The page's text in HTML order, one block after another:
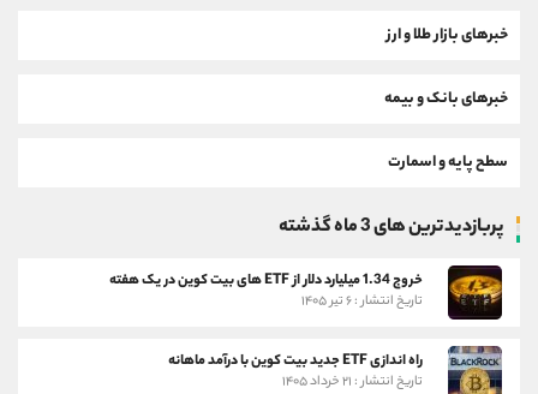
خبرهای بازار طلا و ارز
خبرهای بانک و بیمه
سطح پایه و اسمارت
پربازدیدترین های 3 ماه گذشته
خروج 1.34 میلیارد دلار از ETF های بیت کوین در یک هفته
تاریخ انتشار : ۶ تیر ۱۴۰۵
راه اندازی ETF جدید بیت کوین با درآمد ماهانه
تاریخ انتشار : ۲۱ خرداد ۱۴۰۵